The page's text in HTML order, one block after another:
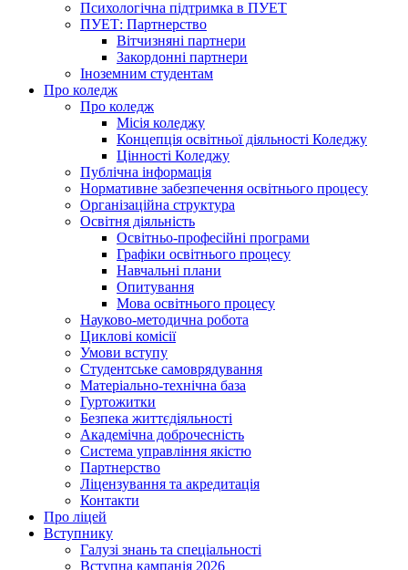
Психологічна підтримка в ПУЕТ
ПУЕТ: Партнерство
Вітчизняні партнери
Закордонні партнери
Іноземним студентам
Про коледж
Про коледж
Місія коледжу
Концепція освітньої діяльності Коледжу
Цінності Коледжу
Публічна інформація
Нормативне забезпечення освітнього процесу
Організаційна структура
Освітня діяльність
Освітньо-професійні програми
Графіки освітнього процесу
Навчальні плани
Опитування
Мова освітнього процесу
Науково-методична робота
Циклові комісії
Умови вступу
Студентське самоврядування
Матеріально-технічна база
Гуртожитки
Безпека життєдіяльності
Академічна доброчесність
Система управління якістю
Партнерство
Ліцензування та акредитація
Контакти
Про ліцей
Вступнику
Галузі знань та спеціальності
Вступна кампанія 2026